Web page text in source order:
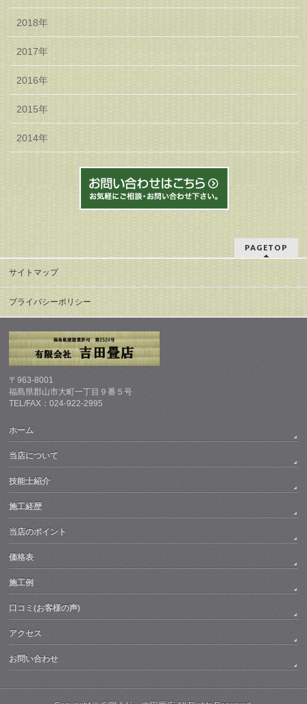
2018年
2017年
2016年
2015年
2014年
PAGETOP
サイトマップ
プライバシーポリシー
〒963-8001
福島県郡山市大町一丁目９番５号
TEL/FAX：024-922-2995
ホーム
当店について
技能士紹介
施工経歴
当店のポイント
価格表
施工例
口コミ(お客様の声)
アクセス
お問い合わせ